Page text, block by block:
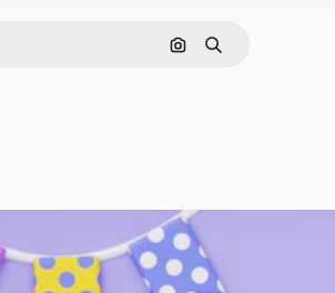
Rechercher par image
Rechercher